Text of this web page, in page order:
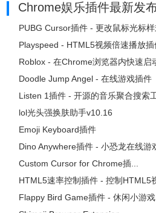
Chrome娱乐插件最新发
PUBG Cursor插件 - 更改鼠标光标样
Playspeed - HTML5视频倍速播放插
Roblox - 在Chrome浏览器内快速启
Doodle Jump Angel - 在线游戏插件
Listen 1插件 - 开源的音乐聚合搜索
lol光头强换肤助手v10.16
Emoji Keyboard插件
Dino Anywhere插件 - 小恐龙在线游
Custom Cursor for Chrome插...
HTML5速率控制插件 - 控制HTML5
Flappy Bird Game插件 - 休闲小游戏